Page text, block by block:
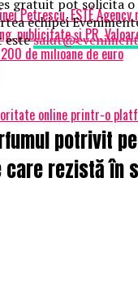
Petrescu, ESTÉ
publicitate și PR.
de milioane de euro
online printr-o
gratuit pot solicita
echipei
este
potrivit
care rezistă în